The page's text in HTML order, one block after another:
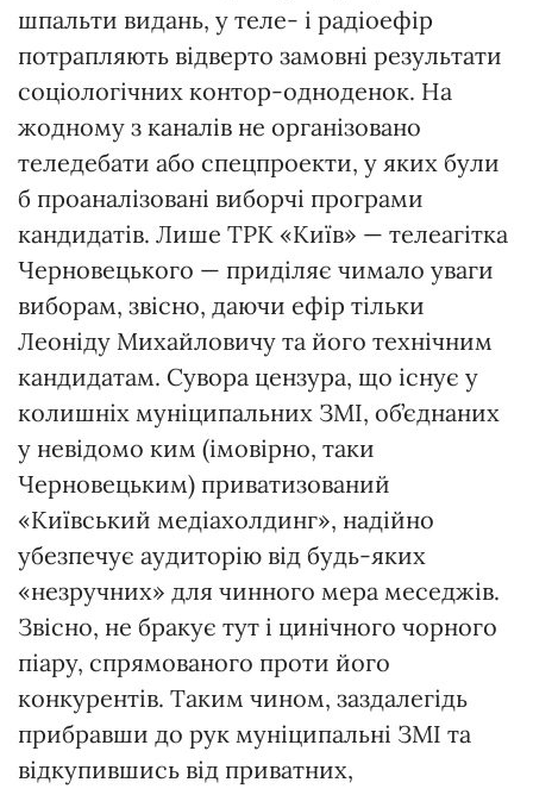
шпальти видань, у теле- і радіоефір
потрапляють відверто замовні результати
соціологічних контор-одноденок. На
жодному з каналів не організовано
теледебати або спецпроекти, у яких були
б проаналізовані виборчі програми
кандидатів. Лише ТРК «Київ» — телеагітка
Черновецького — приділяє чимало уваги
виборам, звісно, даючи ефір тільки
Леоніду Михайловичу та його технічним
кандидатам. Сувора цензура, що існує у
колишніх муніципальних ЗМІ, об’єднаних
у невідомо ким (імовірно, таки
Черновецьким) приватизований
«Київський медіахолдинг», надійно
убезпечує аудиторію від будь-яких
«незручних» для чинного мера меседжів.
Звісно, не бракує тут і цинічного чорного
піару, спрямованого проти його
конкурентів. Таким чином, заздалегідь
прибравши до рук муніципальні ЗМІ та
відкупившись від приватних,